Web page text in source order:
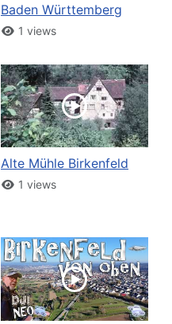
Baden Württemberg
1 views
Alte Mühle Birkenfeld
1 views